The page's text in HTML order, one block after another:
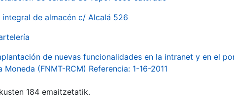
integral de almacén c/ Alcalá 526
de nuevas funcionalidades en la intranet y en el
Moneda (FNMT-RCM) Referencia: 1-16-2011
184 emaitzetatik.